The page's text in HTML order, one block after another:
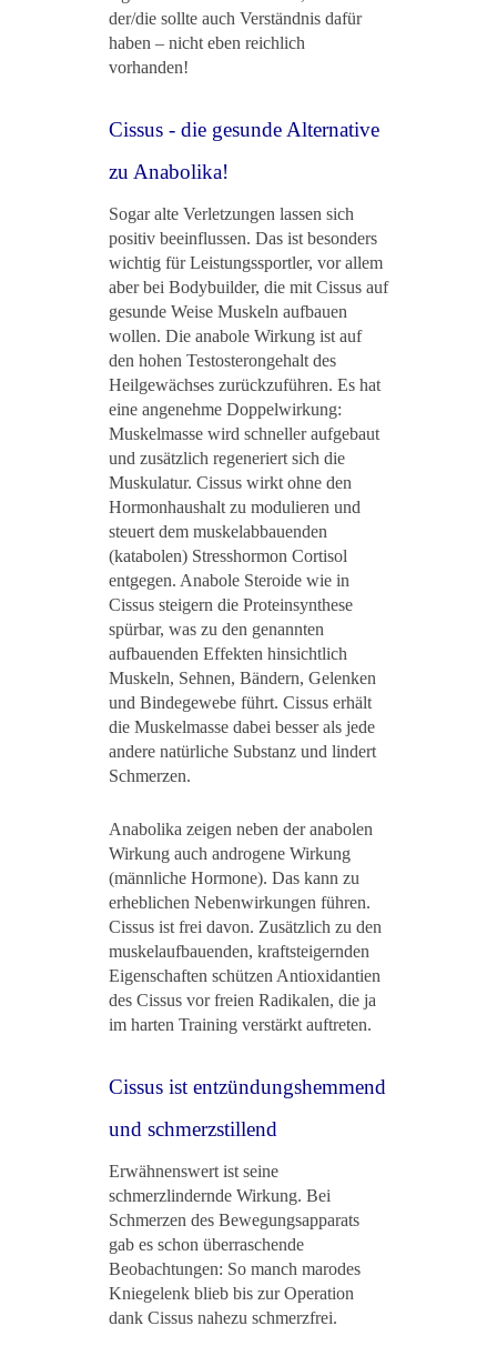
der/die sollte auch Verständnis dafür
haben – nicht eben reichlich
vorhanden!
Cissus - die gesunde Alternative
zu Anabolika!
Sogar alte Verletzungen lassen sich
positiv beeinflussen. Das ist besonders
wichtig für Leistungssportler, vor allem
aber bei Bodybuilder, die mit Cissus auf
gesunde Weise Muskeln aufbauen
wollen. Die anabole Wirkung ist auf
den hohen Testosterongehalt des
Heilgewächses zurückzuführen. Es hat
eine angenehme Doppelwirkung:
Muskelmasse wird schneller aufgebaut
und zusätzlich regeneriert sich die
Muskulatur. Cissus wirkt ohne den
Hormonhaushalt zu modulieren und
steuert dem muskelabbauenden
(katabolen) Stresshormon Cortisol
entgegen. Anabole Steroide wie in
Cissus steigern die Proteinsynthese
spürbar, was zu den genannten
aufbauenden Effekten hinsichtlich
Muskeln, Sehnen, Bändern, Gelenken
und Bindegewebe führt. Cissus erhält
die Muskelmasse dabei besser als jede
andere natürliche Substanz und lindert
Schmerzen.
Anabolika zeigen neben der anabolen
Wirkung auch androgene Wirkung
(männliche Hormone). Das kann zu
erheblichen Nebenwirkungen führen.
Cissus ist frei davon. Zusätzlich zu den
muskelaufbauenden, kraftsteigernden
Eigenschaften schützen Antioxidantien
des Cissus vor freien Radikalen, die ja
im harten Training verstärkt auftreten.
Cissus ist entzündungshemmend
und schmerzstillend
Erwähnenswert ist seine
schmerzlindernde Wirkung. Bei
Schmerzen des Bewegungsapparats
gab es schon überraschende
Beobachtungen: So manch marodes
Kniegelenk blieb bis zur Operation
dank Cissus nahezu schmerzfrei.